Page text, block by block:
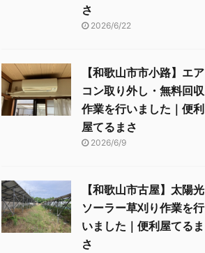
さ
2026/6/22
【和歌山市市小路】エア
コン取り外し・無料回収
作業を行いました｜便利
屋てるまさ
2026/6/9
【和歌山市古屋】太陽光
ソーラー草刈り作業を行
いました｜便利屋てるま
さ